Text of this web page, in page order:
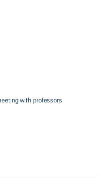
with professors